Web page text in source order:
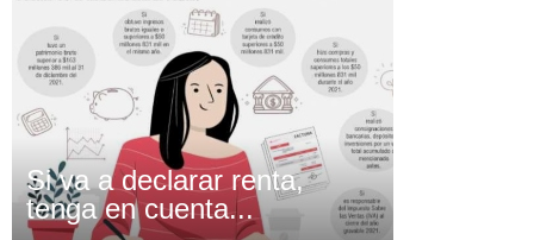
Si va a declarar renta,
tenga en cuenta...